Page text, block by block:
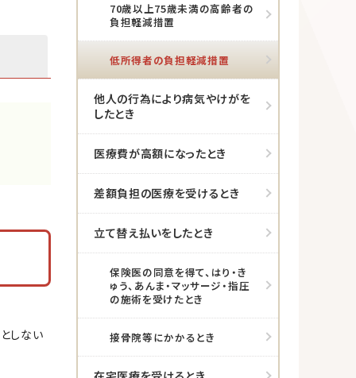
しない
70歳以上75歳未満の高齢者の
負担軽減措置
低所得者の負担軽減措置
他人の行為により病気やけがを
したとき
医療費が高額になったとき
差額負担の医療を受けるとき
立て替え払いをしたとき
保険医の同意を得て、はり・き
ゅう、あんま・マッサージ・指圧
の施術を受けたとき
接骨院等にかかるとき